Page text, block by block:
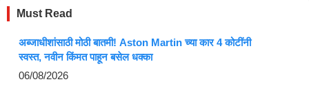
Must Read
अब्जाधीशांसाठी मोठी बातमी! Aston Martin च्या कार 4 कोटींनी
स्वस्त, नवीन किंमत पाहून बसेल धक्का
06/08/2026